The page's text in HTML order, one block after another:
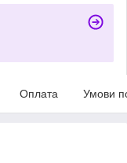
Оплата Умови